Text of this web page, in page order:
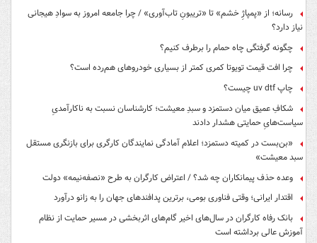
رسانه؛ از «پمپاژِ خشم» تا «تریبونِ تاب‌آوری» / چرا جامعه امروز به سوادِ هیجانی
نیاز دارد؟
چگونه گرفتگی چاه حمام را برطرف کنیم؟
چرا افت قیمت تویوتا کمری کمتر از بسیاری خودروهای هم‌رده است؟
چاپ uv dtf چیست؟
شکافِ عمیق میان دستمزد و سبدِ معیشت؛ کارشناسان نسبت به ناکارآمدیِ
سیاست‌هایِ حمایتی هشدار دادند
«بن‌بست در کمیته دستمزد؛ اعلام آمادگی نمایندگان کارگری برای بازنگری مستقل
سبد معیشت»
وعده حذف پیمانکاران چه شد؟ / اعتراض کارگران به طرح «نصفه‌نیمه» دولت
اقتدار ایرانی؛ وقتی فناوری بومی، برترین پدافندهای جهان را به زانو درآورد
بانک رفاه کارگران در سال‌های اخیر گام‌های اثربخشی در مسیر حمایت از نظام
آموزش عالی برداشته است